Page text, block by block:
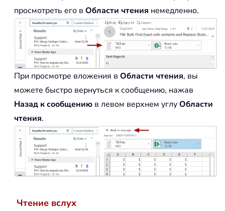
просмотреть его в Области чтения немедленно.
При просмотре вложения в Области чтения, вы
можете быстро вернуться к сообщению, нажав
Назад к сообщению в левом верхнем углуОбласти
чтения.
Чтение вслух